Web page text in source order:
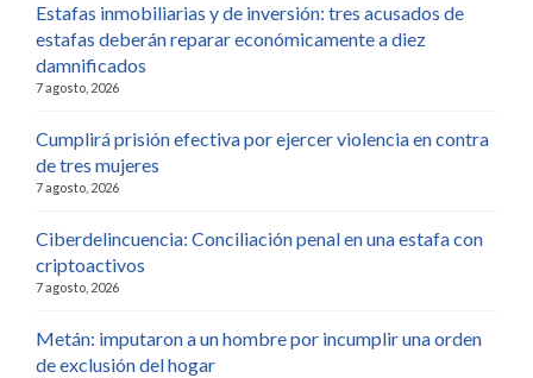
Estafas inmobiliarias y de inversión: tres acusados de
estafas deberán reparar económicamente a diez
damnificados
7 agosto, 2026
Cumplirá prisión efectiva por ejercer violencia en contra
de tres mujeres
7 agosto, 2026
Ciberdelincuencia: Conciliación penal en una estafa con
criptoactivos
7 agosto, 2026
Metán: imputaron a un hombre por incumplir una orden
de exclusión del hogar